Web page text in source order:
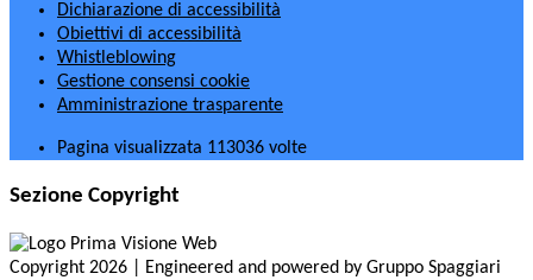
Dichiarazione di accessibilità
Obiettivi di accessibilità
Whistleblowing
Gestione consensi cookie
Amministrazione trasparente
Pagina visualizzata 113036 volte
Sezione Copyright
Copyright 2026 | Engineered and powered by Gruppo Spaggiari